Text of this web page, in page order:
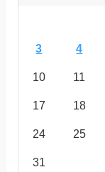
3 4
10 11
17 18
24 25
31